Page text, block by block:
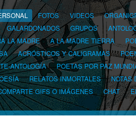
FOTOS VIDEOS
GALARDONADOS GRUPOS
LA MADRE A LA MADRE TIERRA
ACRÓSTICOS Y CALIGRAMAS
ANTOLOGÍA
POETAS POR PAZ
RELATOS INMORTALES
NOTAS
GIFS O IMÁGENES CHAT